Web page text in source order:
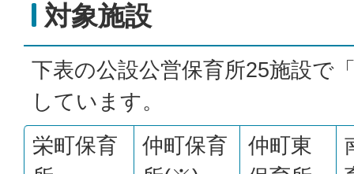
対象施設
下表の公設公営保育所25施設で
しています。
栄町保育
仲町保育
仲町東